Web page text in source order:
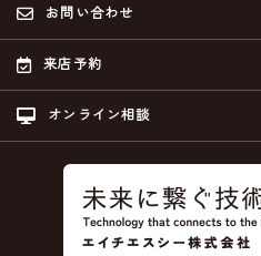
お問い合わせ
来店予約
オンライン相談